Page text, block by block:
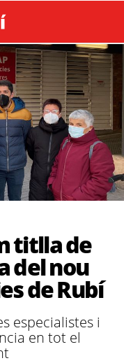
titlla de
del nou
de Rubí
especialistes i
en tot el